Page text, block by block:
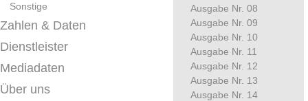
Sonstige
Zahlen & Daten
Dienstleister
Mediadaten
Über uns
Ausgabe Nr. 08
Ausgabe Nr. 09
Ausgabe Nr. 10
Ausgabe Nr. 11
Ausgabe Nr. 12
Ausgabe Nr. 13
Ausgabe Nr. 14